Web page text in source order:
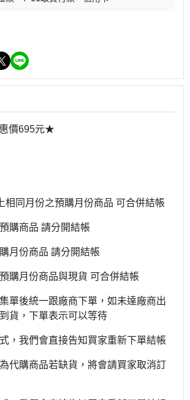
價695元★
相同月份之預購月份商品 可合併結帳
購商品 請分開結帳
月份商品 請分開結帳
購月份商品與現貨 可合併結帳
單後統一跟廠商下單，如未達廠商出
貨，下單表示可以等待
，我們會直接告知買家重新下單結帳
代購商品若缺貨，將會請買家取消訂